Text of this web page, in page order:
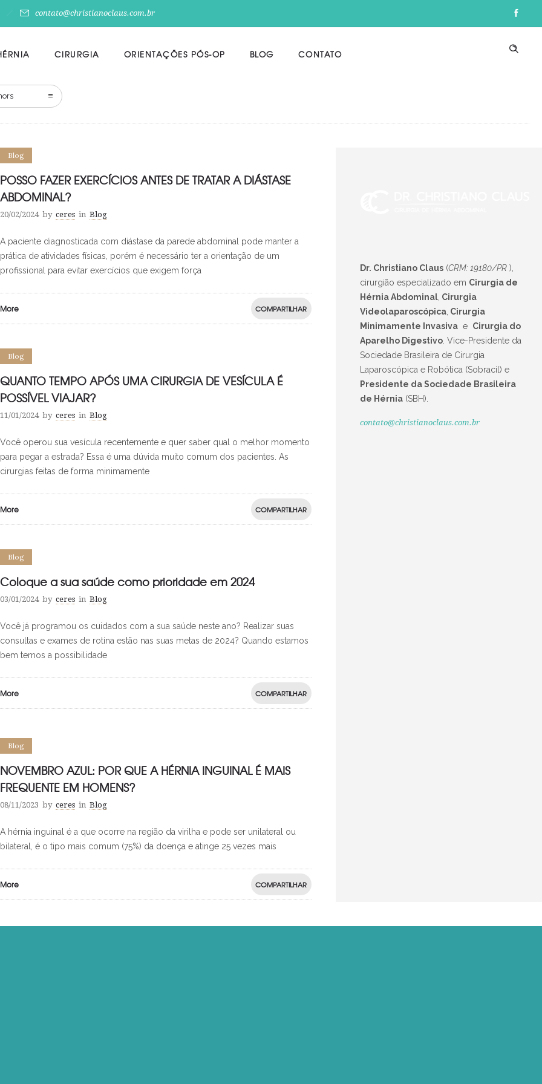
contato@christianoclaus.com.br
CIRURGIA ORIENTAÇÕES PÓS-OP BLOG CONTATO
Blog
POSSO FAZER EXERCÍCIOS ANTES DE TRATAR A DIÁSTASE
ABDOMINAL?
20/02/2024 by ceres in Blog
A paciente diagnosticada com diástase da parede abdominal pode manter a
prática de atividades físicas, porém é necessário ter a orientação de um
profissional para evitar exercícios que exigem força
More COMPARTILHAR
Blog
QUANTO TEMPO APÓS UMA CIRURGIA DE VESÍCULA É
POSSÍVEL VIAJAR?
11/01/2024 by ceres in Blog
Você operou sua vesícula recentemente e quer saber qual o melhor momento
para pegar a estrada? Essa é uma dúvida muito comum dos pacientes. As
cirurgias feitas de forma minimamente
More COMPARTILHAR
Blog
Coloque a sua saúde como prioridade em 2024
03/01/2024 by ceres in Blog
Você já programou os cuidados com a sua saúde neste ano? Realizar suas
consultas e exames de rotina estão nas suas metas de 2024? Quando estamos
bem temos a possibilidade
More COMPARTILHAR
Blog
NOVEMBRO AZUL: POR QUE A HÉRNIA INGUINAL É MAIS
FREQUENTE EM HOMENS?
08/11/2023 by ceres in Blog
A hérnia inguinal é a que ocorre na região da virilha e pode ser unilateral ou
bilateral, é o tipo mais comum (75%) da doença e atinge 25 vezes mais
More COMPARTILHAR
Dr. Christiano Claus(CRM: 19180/PR),
cirurgião especializado em Cirurgia de
Hérnia Abdominal, Cirurgia
Videolaparoscópica, Cirurgia
Minimamente Invasivae Cirurgia do
Aparelho Digestivo. Vice-Presidente da
Sociedade Brasileira de Cirurgia
Laparoscópica e Robótica (Sobracil) e
Presidente da Sociedade Brasileira
de Hérnia(SBH).
contato@christianoclaus.com.br